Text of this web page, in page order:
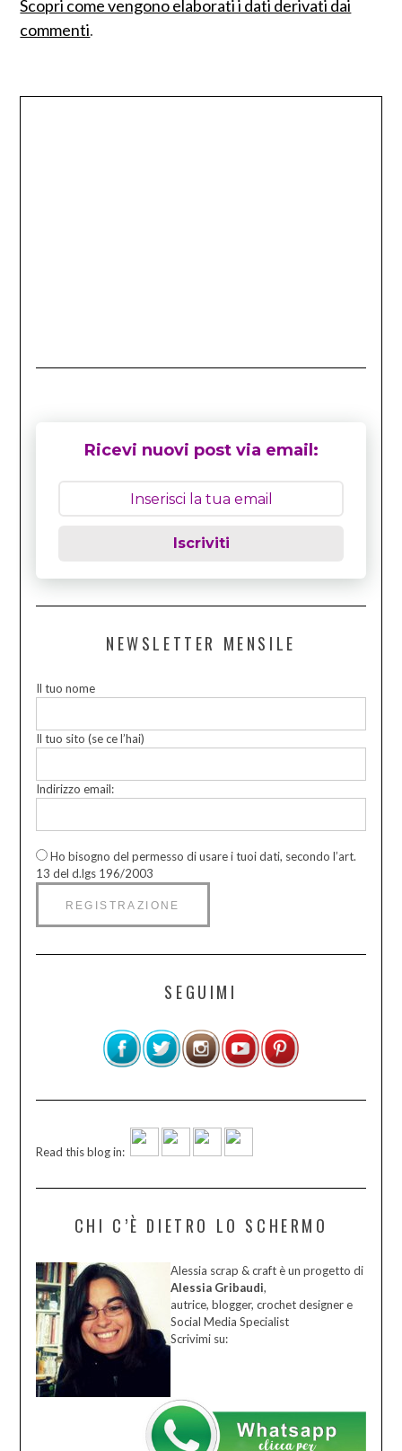
Scopri come vengono elaborati i dati derivati dai
commenti.
Ricevi nuovi post via email:
Iscriviti
NEWSLETTER MENSILE
Il tuo nome
Il tuo sito (se ce l’hai)
Indirizzo email:
Ho bisogno del permesso di usare i tuoi dati, secondo l’art.
13 del d.lgs 196/2003
SEGUIMI
Read this blog in:
CHI C’È DIETRO LO SCHERMO
Alessia scrap & craft è un progetto di
Alessia Gribaudi,
autrice, blogger, crochet designer e
Social Media Specialist
Scrivimi su: